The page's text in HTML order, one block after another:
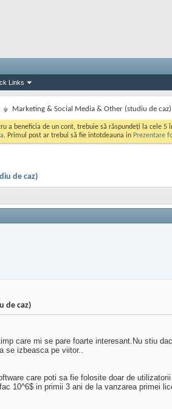
Links
Marketing & Social Media & Other (studiu de caz)
a beneficia de un cont, trebuie să răspundeți la cele
. Primul post ar trebui să fie intotdeauna in Prezentare
de caz)
de caz)
care mi se pare foarte interesant.Nu stiu
se izbeasca pe viitor..
care poti sa fie folosite doar de
10^6$ in primii 3 ani de la vanzarea primei